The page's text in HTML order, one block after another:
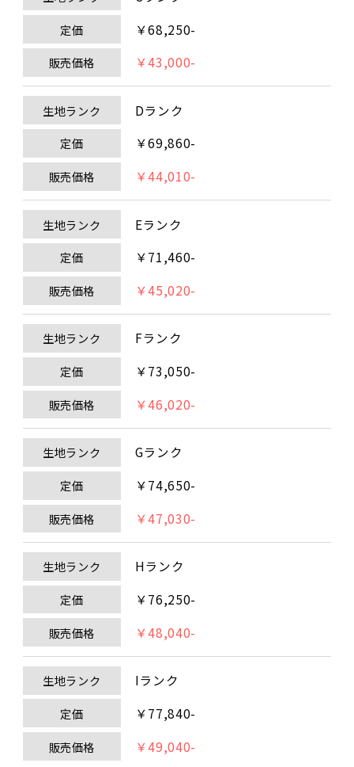
定価 ￥68,250-
販売価格 ￥43,000-
生地ランク Dランク
定価 ￥69,860-
販売価格 ￥44,010-
生地ランク Eランク
定価 ￥71,460-
販売価格 ￥45,020-
生地ランク Fランク
定価 ￥73,050-
販売価格 ￥46,020-
生地ランク Gランク
定価 ￥74,650-
販売価格 ￥47,030-
生地ランク Hランク
定価 ￥76,250-
販売価格 ￥48,040-
生地ランク Iランク
定価 ￥77,840-
販売価格 ￥49,040-